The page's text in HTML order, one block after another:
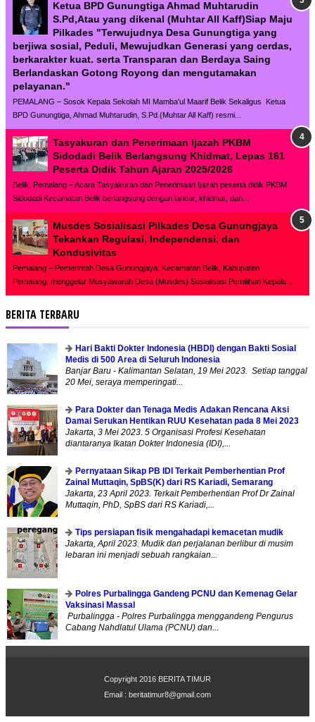
Ketua BPD Gunungtiga Ahmad Muhtarudin
S.Pd,Atau yang dikenal (Muhtar All Kaff)Siap Maju
Pilkades "Terwujudnya Desa Gunungtiga yang
berjiwa sosial, Peduli, Mewujudkan Generasi yang cerdas,
berkarakter kuat. serta Transparan dan Berdaya Saing
Berlandaskan Gotong Royong dan mengutamakan
pelayanan."
PEMALANG – Sosok Kepala Sekolah MI Mamba'ul Maarif Belik Sekaligus Ketua
BPD Gunungtiga, Ahmad Muhtarudin, S.Pd.(Muhtar All Kaff) resmi...
Tasyakuran dan Penerimaan Ijazah PKBM
Sidodadi Belik Berlangsung Khidmat, Lepas 161
Peserta Didik Tahun Ajaran 2025/2026
Belik, Pemalang – Acara Tasyakuran dan Penerimaan Ijazah peserta didik PKBM
Sidodadi Kecamatan Belik berlangsung dengan lancar, khidmat, dan...
Musdes Sosialisasi Pilkades Desa Gunungjaya
Tekankan Regulasi, Independensi, dan
Kondusivitas
Pemalang – Pemerintah Desa Gunungjaya, Kecamatan Belik, Kabupaten
Pemalang, menggelar Musyawarah Desa (Musdes) Sosialisasi Pemilihan Kepala ...
BERITA TERBARU
Hari Bakti Dokter Indonesia (HBDI) dengan Bakti Sosial
Medis di 500 Area di Seluruh Indonesia
Banjar Baru - Kalimantan Selatan, 19 Mei 2023. Setiap tanggal
20 Mei, seraya memperingati...
Para Dokter dan Tenaga Medis Adakan Rencana Aksi
Damai Serukan Hentikan RUU Kesehatan pada 8 Mei 2023
Jakarta, 3 Mei 2023. 5 Organisasi Profesi Kesehatan
diantaranya Ikatan Dokter Indonesia (IDI),...
Pernyataan Sikap PB IDI Terkait Pemberhentian Prof
Zainal Muttaqin, SpBS(K) dari RS Kariadi, Semarang
Jakarta, 23 April 2023. Terkait Pemberhentian Prof Dr Zainal
Muttaqin, PhD, SpBS dari RS Kariadi,...
Tips persiapan fisik mengahadapi kemacetan mudik
Jakarta, April 2023. Mudik dan perjalanan berlibur di musim
lebaran ini menjadi sebuah rangkaian...
Polres Purbalingga Gandeng PCNU dan Kemenag Gelar
Vaksinasi Massal
Purbalingga - Polres Purbalingga menggandeng Pengurus
Cabang Nahdlatul Ulama (PCNU) dan...
Copyright 2016 BERITA TIMUR
Email : beritatimur8@gmail.com